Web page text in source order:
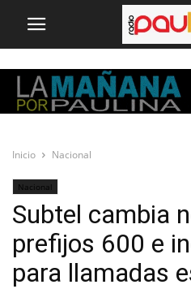
Inicio Nacional
Nacional
Subtel cambia
prefijos 600 e
para llamadas